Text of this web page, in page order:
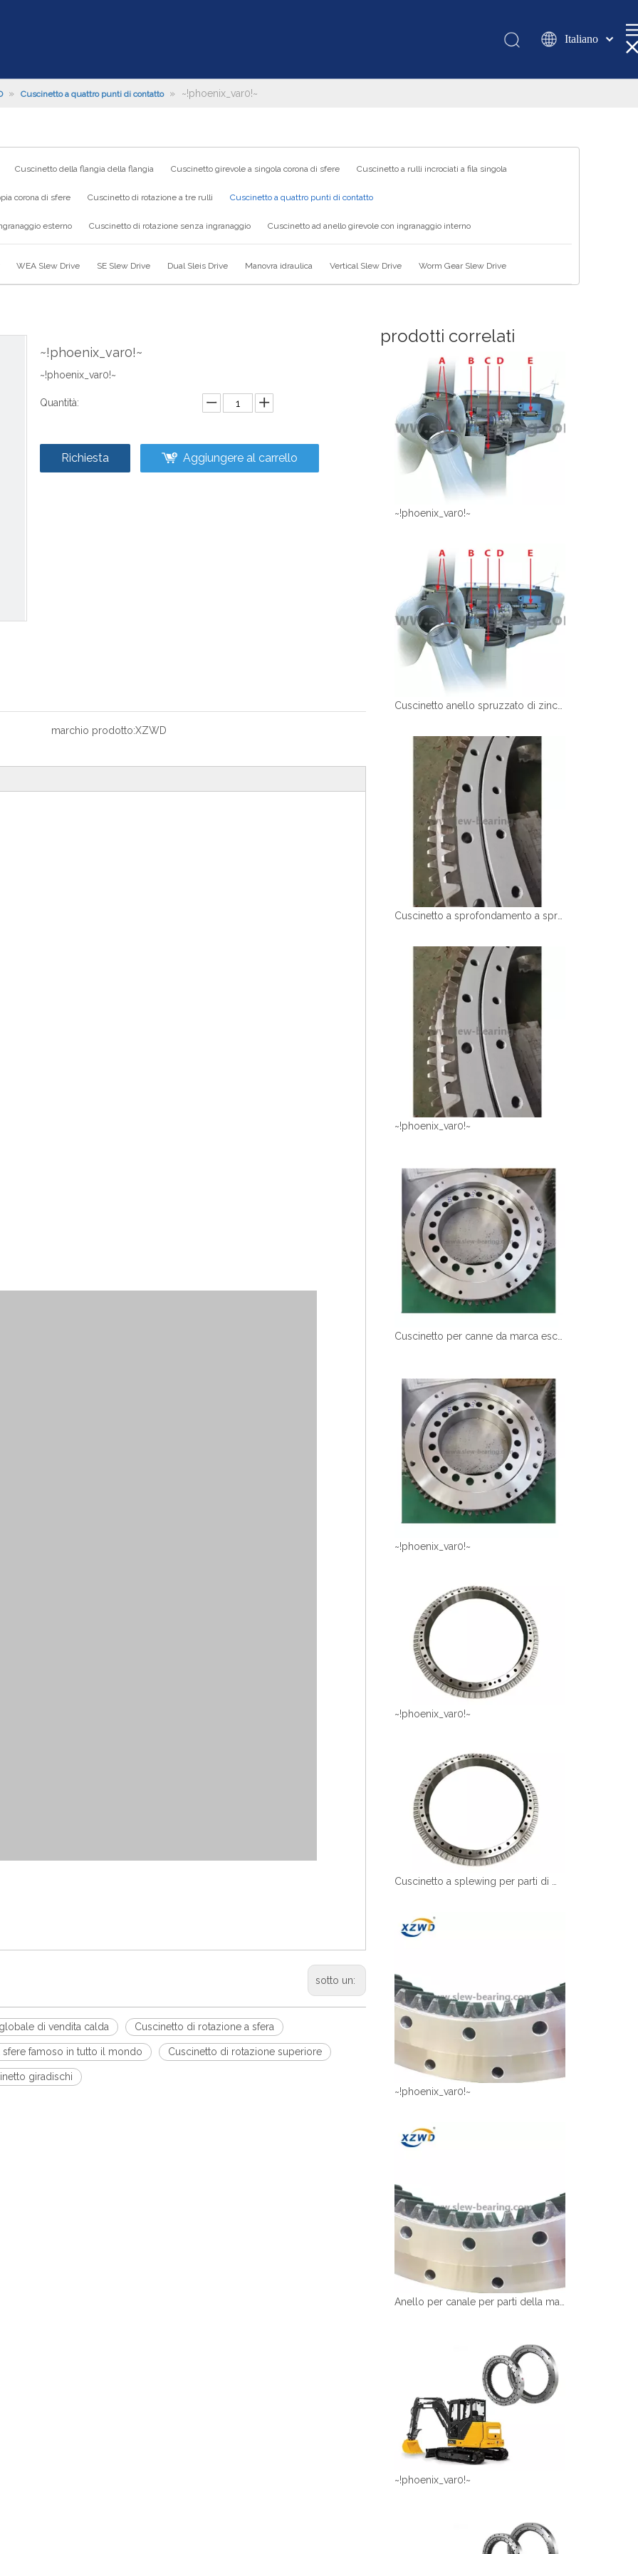
Italiano
românesc
Pусский
العربية
» Cuscinetto a quattro punti di contatto » ~!phoenix_var0!~
Cuscinetto della flangia della flangia Cuscinetto girevole a singola corona di sfere Cuscinetto a rulli incrociati a fila singola
corona di sfere Cuscinetto di rotazione a tre rulli Cuscinetto a quattro punti di contatto
esterno Cuscinetto di rotazione senza ingranaggio Cuscinetto ad anello girevole con ingranaggio interno
WEA Slew Drive SE Slew Drive Dual Sleis Drive Manovra idraulica Vertical Slew Drive Worm Gear Slew Drive
~!phoenix_var0!~
~!phoenix_var0!~
Quantità:
Richiesta Aggiungere al carrello
marchio prodotto:XZWD
sotto un:
di vendita calda Cuscinetto di rotazione a sfera
sfere famoso in tutto il mondo Cuscinetto di rotazione superiore
giradischi
prodotti correlati
~!phoenix_var0!~
Cuscinetto anello spruzzato di zinco a turbina eolica di alta qualità
Cuscinetto a sprofondamento a spruzzo di zinco di alta qualità per la turbina per energia eolica
~!phoenix_var0!~
Cuscinetto per canne da marca escavatore
~!phoenix_var0!~
~!phoenix_var0!~
Cuscinetto a splewing per parti di macchinari EC210
~!phoenix_var0!~
Anello per canale per parti della macchina
~!phoenix_var0!~